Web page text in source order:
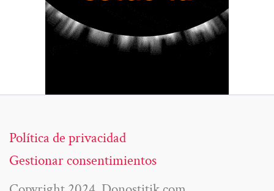
Política de privacidad
Gestionar consentimientos